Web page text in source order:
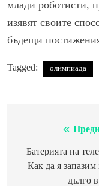
млади роботисти,
изявят своите
бъдещи
Tagged: олимпиада
Навигация
Батерията на
Как да я запазим
дълго